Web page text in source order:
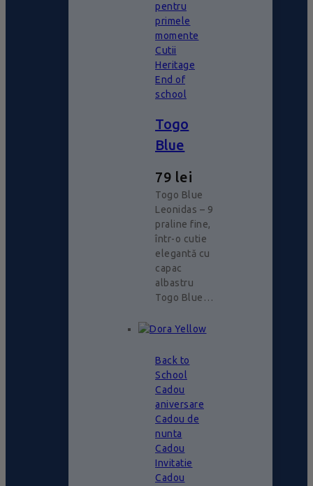
pentru
primele
momente
Cutii
Heritage
End of
school
Togo
Blue
79 lei
Togo Blue
Leonidas – 9
praline fine,
într-o cutie
elegantă cu
capac
albastru
Togo Blue…
Back to
School
Cadou
aniversare
Cadou de
nunta
Cadou
Invitatie
Cadou